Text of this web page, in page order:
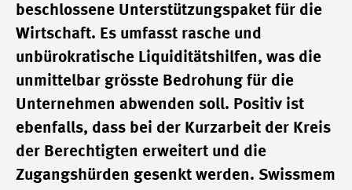
beschlossene Unterstützungspaket für die
Wirtschaft. Es umfasst rasche und
unbürokratische Liquiditätshilfen, was die
unmittelbar grösste Bedrohung für die
Unternehmen abwenden soll. Positiv ist
ebenfalls, dass bei der Kurzarbeit der Kreis
der Berechtigten erweitert und die
Zugangshürden gesenkt werden. Swissmem